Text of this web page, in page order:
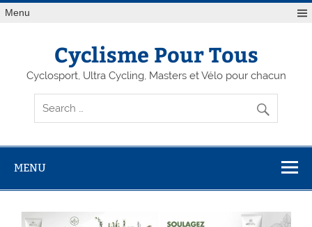
Menu
Cyclisme Pour Tous
Cyclosport, Ultra Cycling, Masters et Vélo pour chacun
MENU